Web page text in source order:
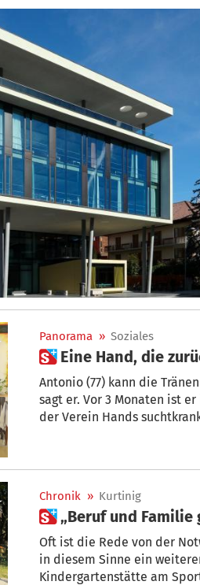
Panorama » Soziales
 Eine Hand, die
Antonio (77) kann die
sagt er. Vor 3 Monaten ist er ins Josefsheim in Bruneck gekommen, wo seit Jahresbeginn
der Verein Hands
Chronik » Kurtinig
Oft ist die Rede von der
in diesem Sinne ein
Kindergartenstätte am Sportplatz eröffnet. Pfarrer